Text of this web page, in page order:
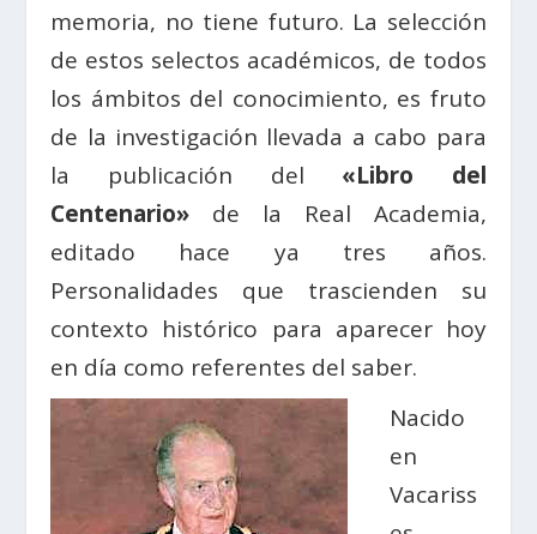
memoria, no tiene futuro. La selección
de estos selectos académicos, de todos
los ámbitos del conocimiento, es fruto
de la investigación llevada a cabo para
la publicación del «Libro del
Centenario» de la Real Academia,
editado hace ya tres años.
Personalidades que trascienden su
contexto histórico para aparecer hoy
en día como referentes del saber.
Nacido
en
Vacariss